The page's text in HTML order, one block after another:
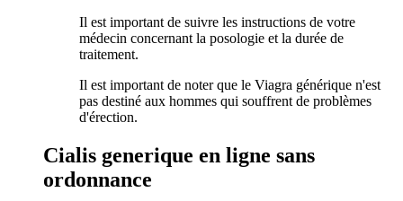
Il est important de suivre les instructions de votre
médecin concernant la posologie et la durée de
traitement.
Il est important de noter que le Viagra générique n'est
pas destiné aux hommes qui souffrent de problèmes
d'érection.
Cialis generique en ligne sans
ordonnance